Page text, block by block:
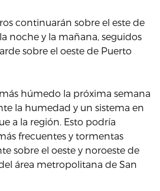
continuarán sobre el este de
noche y la mañana, seguidos
sobre el oeste de Puerto
húmedo la próxima semana
la humedad y un sistema en
a la región. Esto podría
frecuentes y tormentas
sobre el oeste y noroeste de
área metropolitana de San